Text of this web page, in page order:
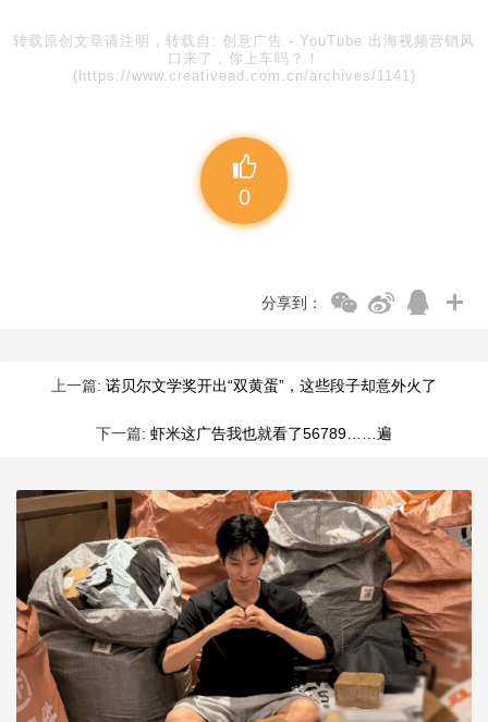
转载原创文章请注明，转载自: 创意广告 - YouTube 出海视频营销风
口来了，你上车吗？！
(https://www.creativead.com.cn/archives/1141)
0
分享到：
上一篇: 诺贝尔文学奖开出“双黄蛋”，这些段子却意外火了
下一篇: 虾米这广告我也就看了56789……遍